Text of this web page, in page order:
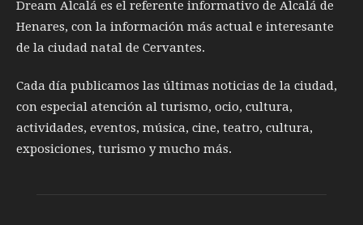
Dream Alcalá es el referente informativo de Alcalá de
Henares, con la información más actual e interesante
de la ciudad natal de Cervantes.
Cada día publicamos las últimas noticias de la ciudad,
con especial atención al turismo, ocio, cultura,
actividades, eventos, música, cine, teatro, cultura,
exposiciones, turismo y mucho más.